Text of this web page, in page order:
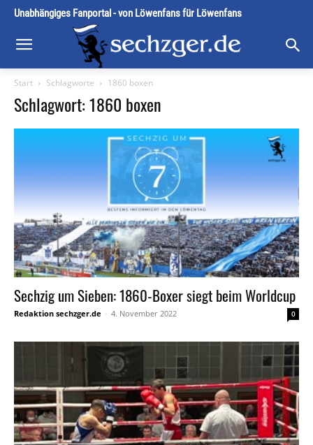
Unabhängiges Fanportal - von Löwenfans für Löwenfans
Start Schlagworte 1860 boxen
Schlagwort: 1860 boxen
Sechzig um Sieben: 1860-Boxer siegt beim Worldcup
Redaktion sechzger.de - 4. November 2022 0